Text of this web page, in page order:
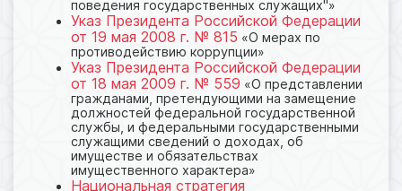
поведения государственных служащих"»
Указ Президента Российской Федерации
от 19 мая 2008 г. № 815 «О мерах по
противодействию коррупции»
Указ Президента Российской Федерации
от 18 мая 2009 г. № 559 «О представлении
гражданами, претендующими на замещение
должностей федеральной государственной
службы, и федеральными государственными
служащими сведений о доходах, об
имуществе и обязательствах
имущественного характера»
Национальная стратегия